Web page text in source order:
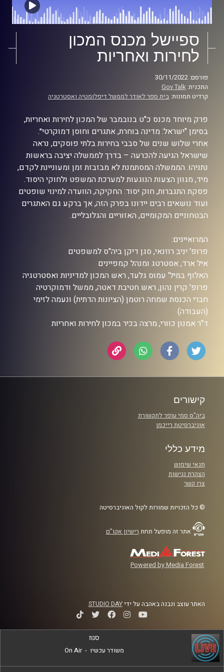
ספיישל מכנס המכון
לחירות ואחריות
פורסם: 30/11/2022
התכנית: Gov Talk
קרדיט תמונות: בית ספר לאודר לממשל דיפלומטיה ואסטרטגיה
פרק מיוחד מכנס כ"ט בנובמבר של המכון לחירות ואחריות,
בסימן "ישראל: מדינה בוחרת, אתגרים וחוסן דמוקרטי״.
אחרי שלוש שנים של סבבי בחירות בלתי פוסקים, נראה
שישראל הגיעה להכרעה – בדרך לממשלה יציבה בראשות
נתניהו. הממשלה המסתמנת לא מבזבזת זמן ומעוניינת לקדם,
מיד, מגוון הצעות הנוגעות למערכת המשפט ולחוקי היסוד.
פסקת התגברות, חוק יסוד: החקיקה, הוועדה למינוי שופטים
ועוד נושאים רבים יידונו בפרק הזה, אך ברקע גם האתגרים
הבטחוניים המקומיים, האזוריים והגלובליים.
המרואיינים:
פרופ' יניב רוזנאי, סגן דיקן ביה"ס למשפטים
איל ארד, אסטרטג ומנהל קמפיינים
האלוף במיל' עמוס גלעד, ראש המכון למדיניות ואסטרטגיה
פרופ' קרין נהון, ראש חטיבת דאטה, ממשל ודמוקרטיה
חברי הכנסת שמחה רוטמן (הציונות הדתית) ונעמה לזימי
(העבודה)
ד"ר אמנון כוורי, מרצה בכיר במכון לחירות ואחריות
קישורים
ביה"ס סמי עופר לתקשורת
אוניברסיטת רייכמן
מידע כללי
תנאי שימוש
הצהרת נגישות
צרו קשר
© כל הזכויות שמורות לקול האוניברסיטה
אתר זה מופעל תחת רישיון אקו"ם
Powered by Media Forest
האתר עוצב ונבנה באהבה על ידיSTUDIO DAY
סנוז
משודר עכשיו -
On Air